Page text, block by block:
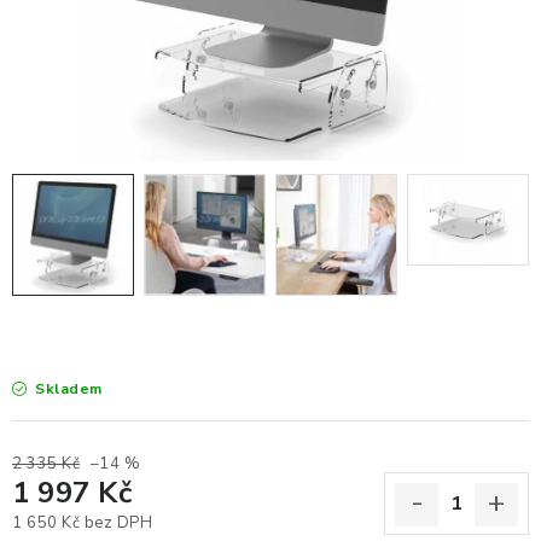
OBLÍBENÉ KATEGORIE
ZDRAVOTNÍ OBUV
PODSEDÁKY NA ŽIDLE
ZDRAVOTNICKÉ POMŮCKY
ERGONOMICKÉ MYŠI
DRŽÁKY NA TABLET - MOBIL
Skladem
2 335 Kč –14 %
1 997 Kč
1 650 Kč bez DPH